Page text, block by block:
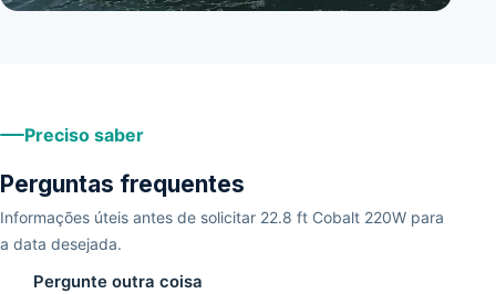
Preciso saber
Perguntas frequentes
Informações úteis antes de solicitar 22.8 ft Cobalt 220W para
a data desejada.
Pergunte outra coisa